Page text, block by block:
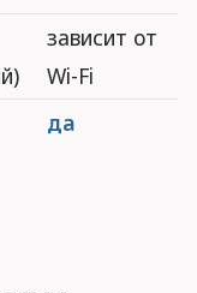
зависит от
Wi-Fi
да